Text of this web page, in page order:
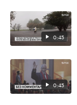
0:45
0:45